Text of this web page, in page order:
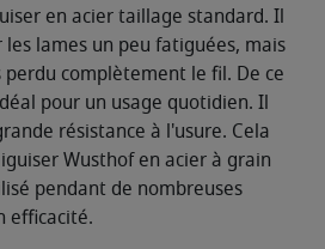
en acier taillage standard. Il
lames un peu fatiguées, mais
complètement le fil. De ce
pour un usage quotidien. Il
résistance à l'usure. Cela
Wusthof en acier à grain
pendant de nombreuses
efficacité.